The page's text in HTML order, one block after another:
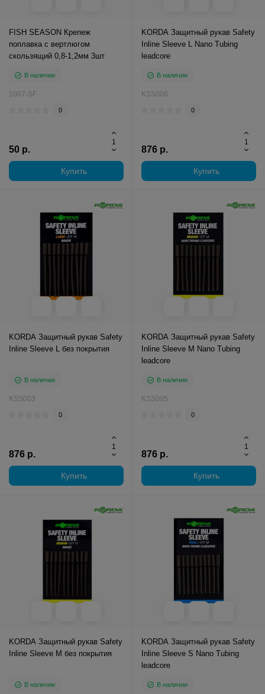
FISH SEASON Крепеж
поплавка с вертлюгом
скользящий 0,8-1,2мм 3шт
В наличии
1067-SF
0
50 р.
Купить
KORDA Защитный рукав Safety
Inline Sleeve L Nano Tubing
leadcore
В наличии
KSS006
0
876 р.
Купить
KORDA Защитный рукав Safety
Inline Sleeve L без покрытия
В наличии
KSS003
0
876 р.
Купить
KORDA Защитный рукав Safety
Inline Sleeve M Nano Tubing
leadcore
В наличии
KSS005
0
876 р.
Купить
KORDA Защитный рукав Safety
Inline Sleeve M без покрытия
В наличии
KORDA Защитный рукав Safety
Inline Sleeve S Nano Tubing
leadcore
В наличии